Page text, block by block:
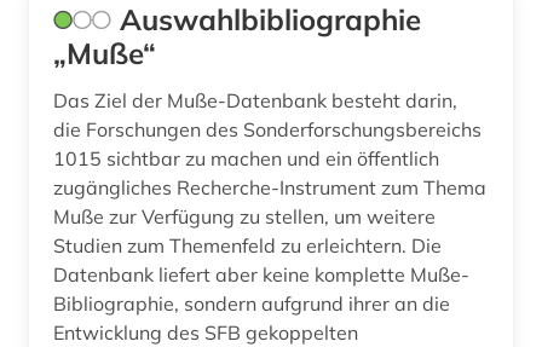
keilschrift (1)
kleidung (1)
kolonialismus (3)
kolonialreich (1)
kommunikationswissenschaften (1)
kopenhagen (1)
Auswahlbibliographie
„Muße“
Das Ziel der Muße-Datenbank besteht darin,
die Forschungen des Sonderforschungsbereichs
1015 sichtbar zu machen und ein öffentlich
zugängliches Recherche-Instrument zum Thema
Muße zur Verfügung zu stellen, um weitere
Studien zum Themenfeld zu erleichtern. Die
Datenbank liefert aber keine komplette Muße-
Bibliographie, sondern aufgrund ihrer an die
Entwicklung des SFB gekoppelten